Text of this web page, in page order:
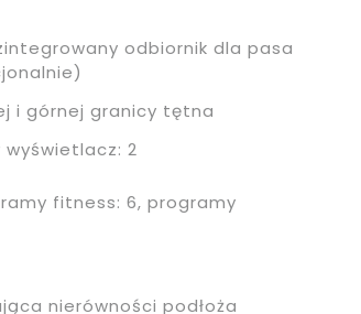
odbiornik dla pasa
i górnej granicy tętna
wyświetlacz: 2
fitness: 6, programy
nierówności podłoża